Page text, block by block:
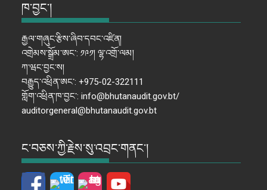
ཁ་བྱང་།
རྒྱལ་གཞུང་རྩིས་ཞིབ་དབང་འཛིན།
འགྲེམས་སྒྲོམ་ཨང་: ༡༩༡། ལྷ་འགྲོ་ལམ།
ཀ་ཝང་བྱང་ས།
བརྒྱུད་འཕྲིན་ཨང་: +975-02-322111
གློག་འཕྲིན་ཁ་བྱང་: info@bhutanaudit.gov.bt/
auditorgeneral@bhutanaudit.gov.bt
ང་བཅས་ཀྱི་རྗེས་སུ་འབྲང་གནང་།